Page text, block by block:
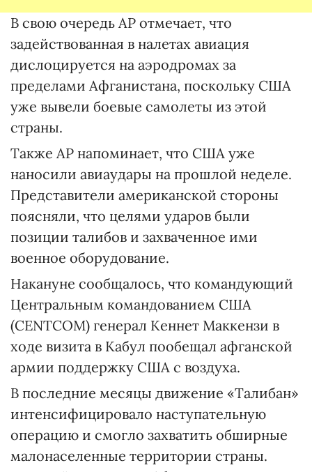
В свою очередь AP отмечает, что
задействованная в налетах авиация
дислоцируется на аэродромах за
пределами Афганистана, поскольку США
уже вывели боевые самолеты из этой
страны.
Также AP напоминает, что США уже
наносили авиаудары на прошлой неделе.
Представители американской стороны
поясняли, что целями ударов были
позиции талибов и захваченное ими
военное оборудование.
Накануне сообщалось, что командующий
Центральным командованием США
(CENTCOM) генерал Кеннет Маккензи в
ходе визита в Кабул пообещал афганской
армии поддержку США с воздуха.
В последние месяцы движение «Талибан»
интенсифицировало наступательную
операцию и смогло захватить обширные
малонаселенные территории страны.